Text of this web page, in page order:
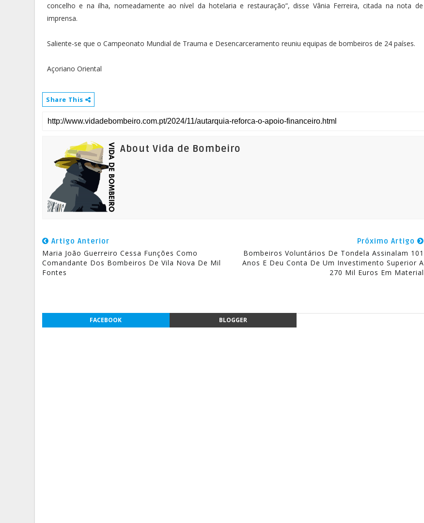
concelho e na ilha, nomeadamente ao nível da hotelaria e restauração”, disse Vânia Ferreira, citada na nota de
imprensa.
Saliente-se que o Campeonato Mundial de Trauma e Desencarceramento reuniu equipas de bombeiros de 24 países.
Açoriano Oriental
Share This
About Vida de Bombeiro
Artigo Anterior
Maria João Guerreiro Cessa Funções Como
Comandante Dos Bombeiros De Vila Nova De Mil
Fontes
Próximo Artigo
Bombeiros Voluntários De Tondela Assinalam 101
Anos E Deu Conta De Um Investimento Superior A
270 Mil Euros Em Material
FACEBOOK BLOGGER